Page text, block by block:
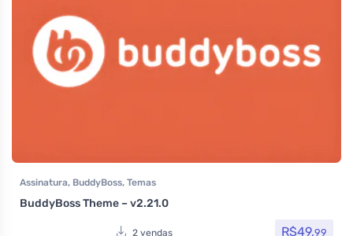
Assinatura, BuddyBoss, Temas
BuddyBoss Theme – v2.21.0
2 vendas R$49,99